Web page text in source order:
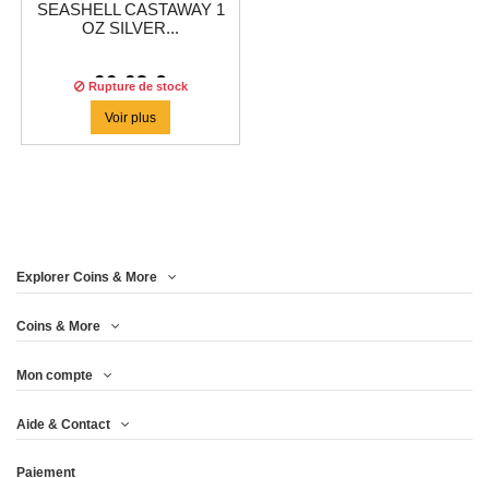
SEASHELL CASTAWAY 1
OZ SILVER...
66,63 €
Rupture de stock
Voir plus
Explorer Coins & More
Coins & More
Mon compte
Aide & Contact
Paiement